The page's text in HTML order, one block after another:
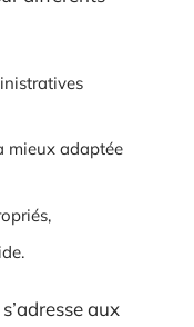
mieux adaptée
aux